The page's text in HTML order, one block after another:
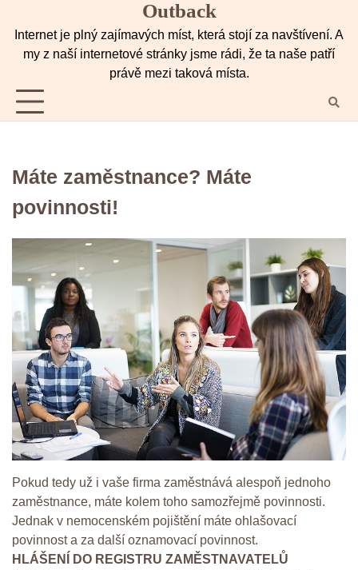
Outback
Internet je plný zajímavých míst, která stojí za navštívení. A
my z naší internetové stránky jsme rádi, že ta naše patří
právě mezi taková místa.
Máte zaměstnance? Máte
povinnosti!
Pokud tedy už i vaše firma zaměstnává alespoň jednoho
zaměstnance, máte kolem toho samozřejmě povinnosti.
Jednak v nemocenském pojištění máte ohlašovací
povinnost a za další oznamovací povinnost.
HLÁŠENÍ DO REGISTRU ZAMĚSTNAVATELŮ